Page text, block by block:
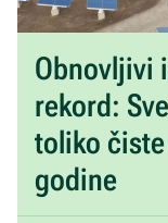
Obnovljivi
rekord:
toliko
godine